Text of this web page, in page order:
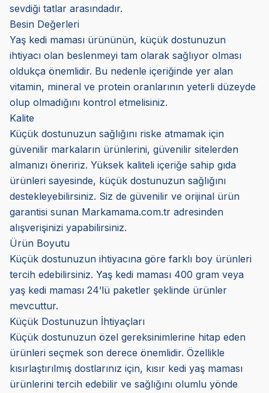
sevdiği tatlar arasındadır.
Besin Değerleri
Yaş kedi maması ürününün, küçük dostunuzun
ihtiyacı olan beslenmeyi tam olarak sağlıyor olması
oldukça önemlidir. Bu nedenle içeriğinde yer alan
vitamin, mineral ve protein oranlarının yeterli düzeyde
olup olmadığını kontrol etmelisiniz.
Kalite
Küçük dostunuzun sağlığını riske atmamak için
güvenilir markaların ürünlerini, güvenilir sitelerden
almanızı öneririz. Yüksek kaliteli içeriğe sahip gıda
ürünleri sayesinde, küçük dostunuzun sağlığını
destekleyebilirsiniz. Siz de güvenilir ve orijinal ürün
garantisi sunan Markamama.com.tr adresinden
alışverişinizi yapabilirsiniz.
Ürün Boyutu
Küçük dostunuzun ihtiyacına göre farklı boy ürünleri
tercih edebilirsiniz. Yaş kedi maması 400 gram veya
yaş kedi maması 24’lü paketler şeklinde ürünler
mevcuttur.
Küçük Dostunuzun İhtiyaçları
Küçük dostunuzun özel gereksinimlerine hitap eden
ürünleri seçmek son derece önemlidir. Özellikle
kısırlaştırılmış dostlarınız için, kısır kedi yaş maması
ürünlerini tercih edebilir ve sağlığını olumlu yönde